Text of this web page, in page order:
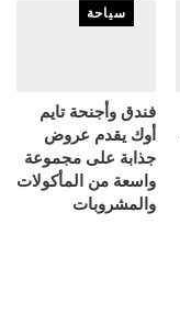
سياحة
فندق وأجنحة تايم
أوك يقدم عروض
جذابة على مجموعة
واسعة من المأكولات
والمشروبات